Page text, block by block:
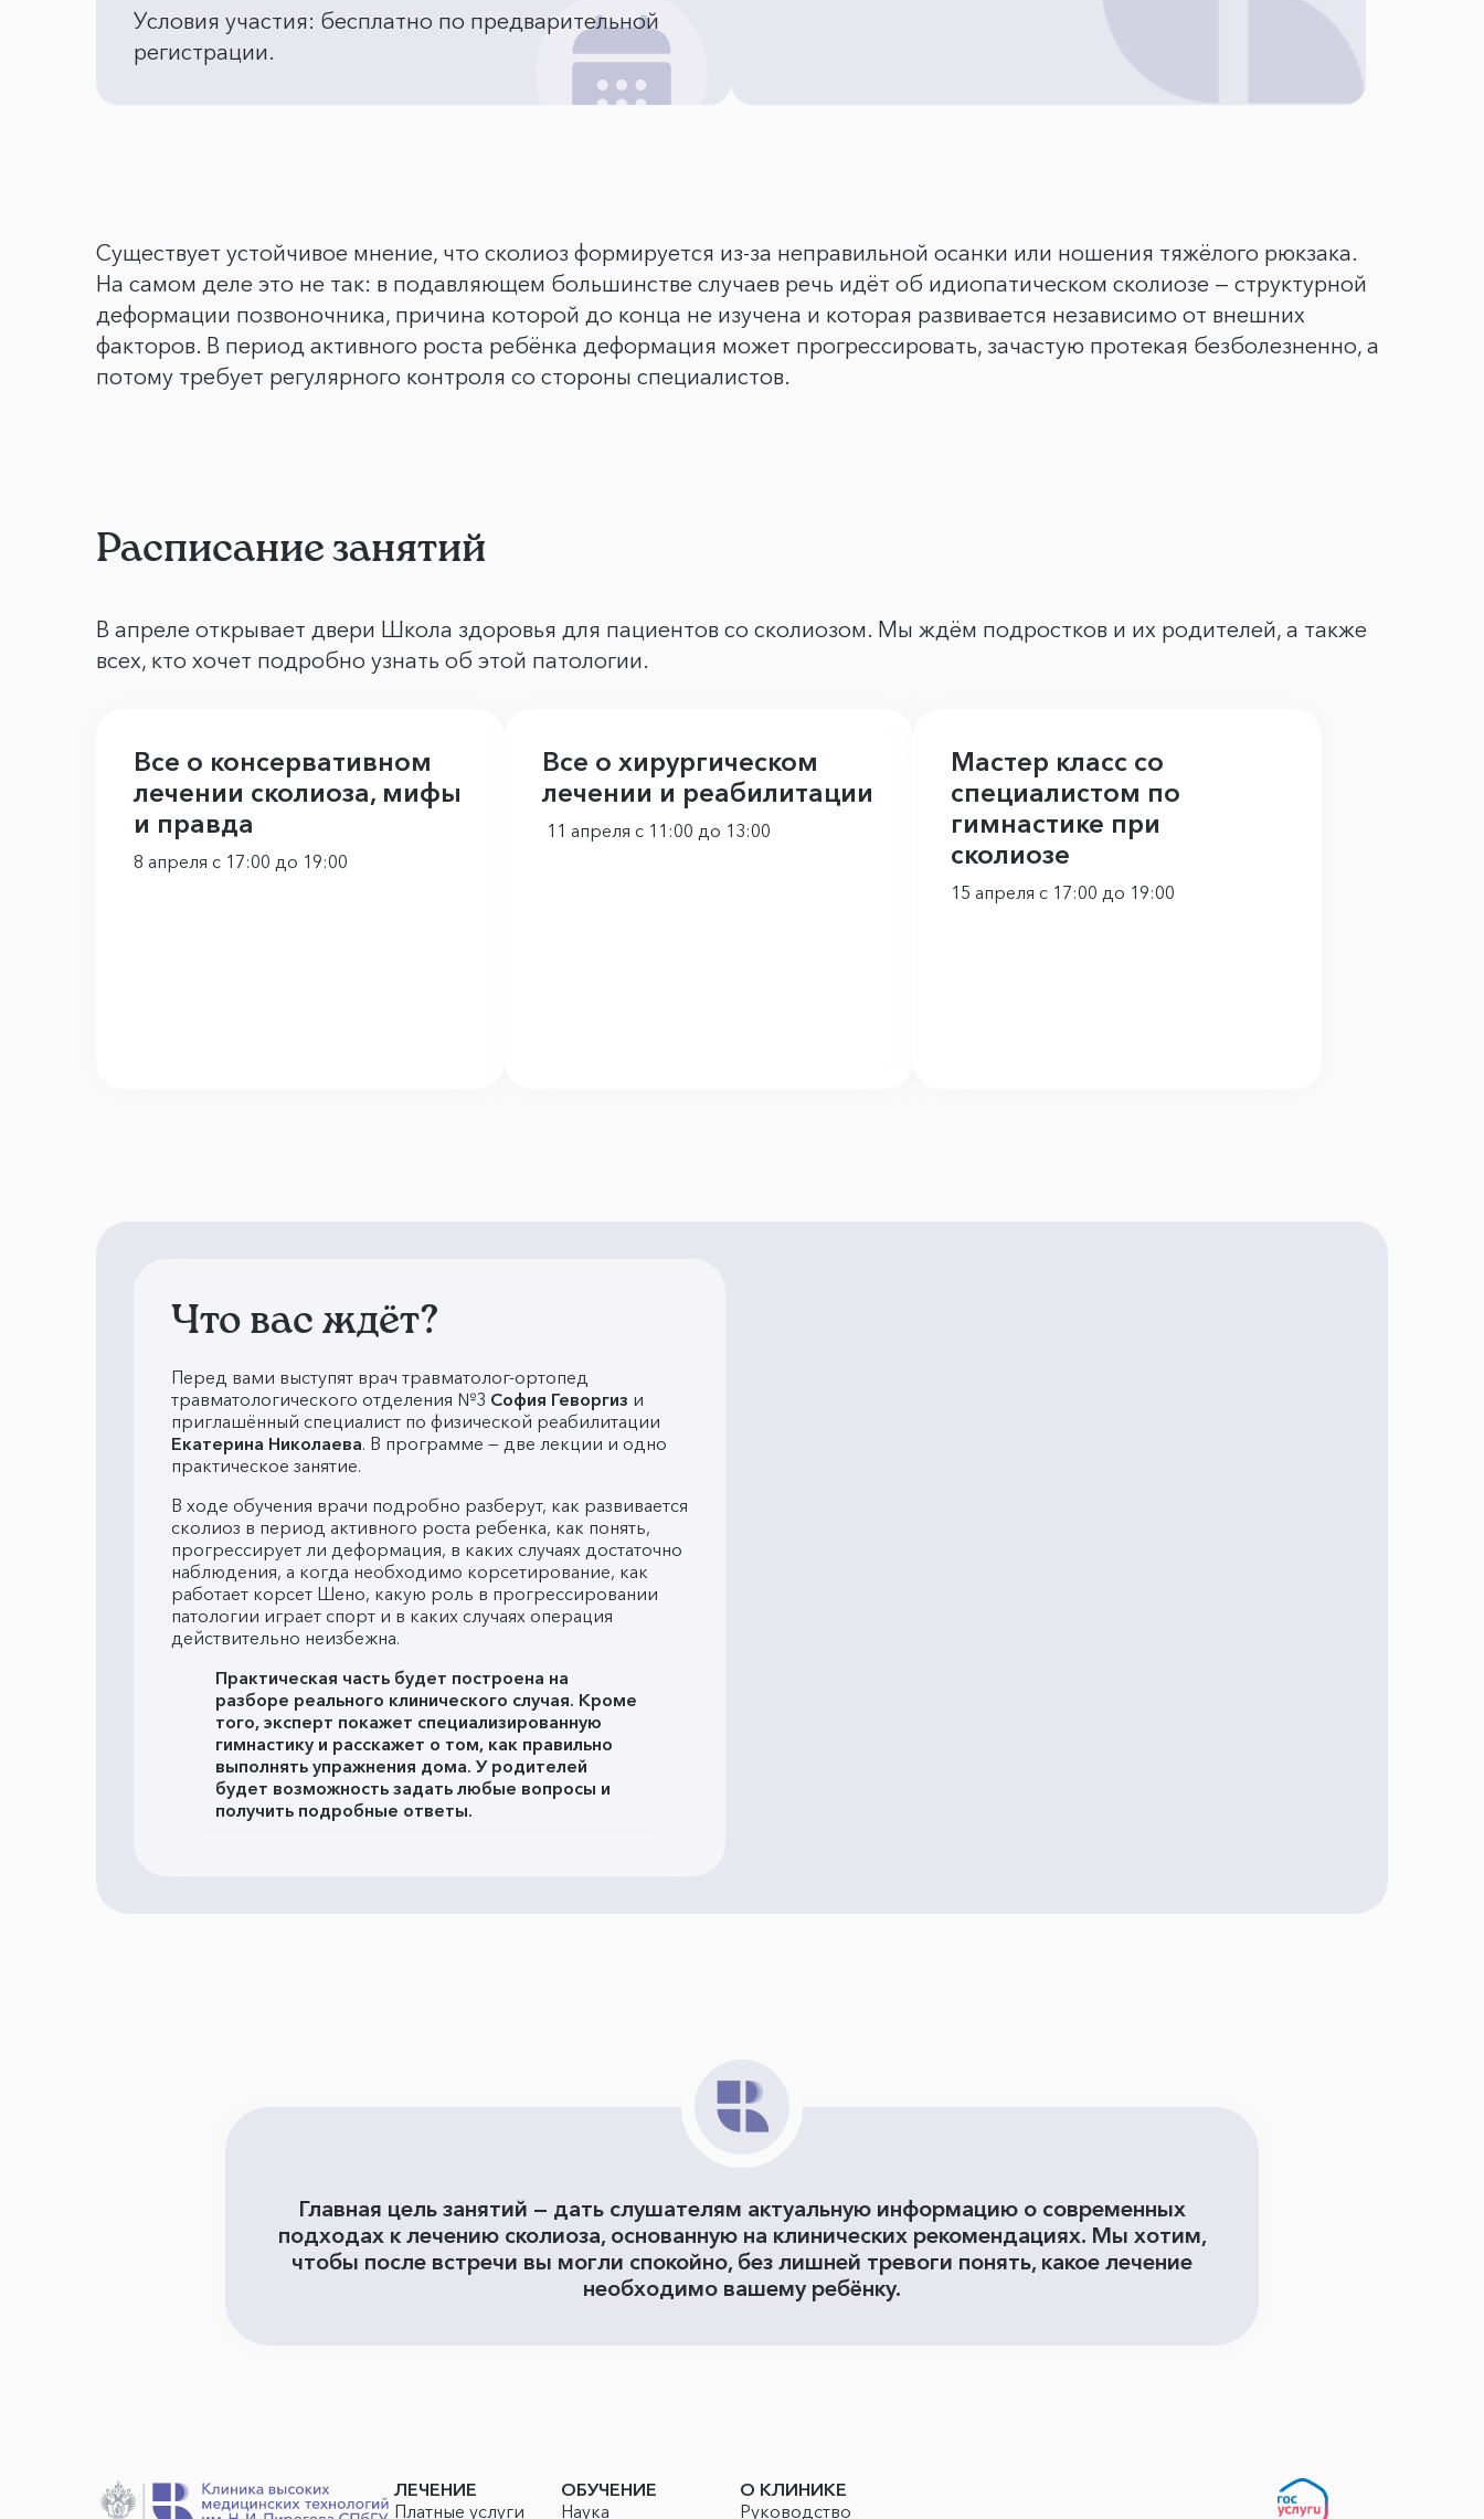
Условия участия: бесплатно по предварительной
регистрации.
Существует устойчивое мнение, что сколиоз формируется из-за неправильной осанки или ношения тяжёлого рюкзака.
На самом деле это не так: в подавляющем большинстве случаев речь идёт об идиопатическом сколиозе — структурной
деформации позвоночника, причина которой до конца не изучена и которая развивается независимо от внешних
факторов. В период активного роста ребёнка деформация может прогрессировать, зачастую протекая безболезненно, а
потому требует регулярного контроля со стороны специалистов.
Расписание занятий
В апреле открывает двери Школа здоровья для пациентов со сколиозом. Мы ждём подростков и их родителей, а также
всех, кто хочет подробно узнать об этой патологии.
Все о консервативном
лечении сколиоза, мифы
и правда
8 апреля с 17:00 до 19:00
Все о хирургическом
лечении и реабилитации
11 апреля с 11:00 до 13:00
Мастер класс со
специалистом по
гимнастике при
сколиозе
15 апреля с 17:00 до 19:00
Что вас ждёт?
Перед вами выступят врач травматолог-ортопед
травматологического отделения №3 София Геворгиз и
приглашённый специалист по физической реабилитации
Екатерина Николаева. В программе — две лекции и одно
практическое занятие.
В ходе обучения врачи подробно разберут, как развивается
сколиоз в период активного роста ребенка, как понять,
прогрессирует ли деформация, в каких случаях достаточно
наблюдения, а когда необходимо корсетирование, как
работает корсет Шено, какую роль в прогрессировании
патологии играет спорт и в каких случаях операция
действительно неизбежна.
Практическая часть будет построена на
разборе реального клинического случая. Кроме
того, эксперт покажет специализированную
гимнастику и расскажет о том, как правильно
выполнять упражнения дома. У родителей
будет возможность задать любые вопросы и
получить подробные ответы.
Главная цель занятий — дать слушателям актуальную информацию о современных
подходах к лечению сколиоза, основанную на клинических рекомендациях. Мы хотим,
чтобы после встречи вы могли спокойно, без лишней тревоги понять, какое лечение
необходимо вашему ребёнку.
ЛЕЧЕНИЕ
Платные услуги
ОБУЧЕНИЕ
Наука
О КЛИНИКЕ
Руководство